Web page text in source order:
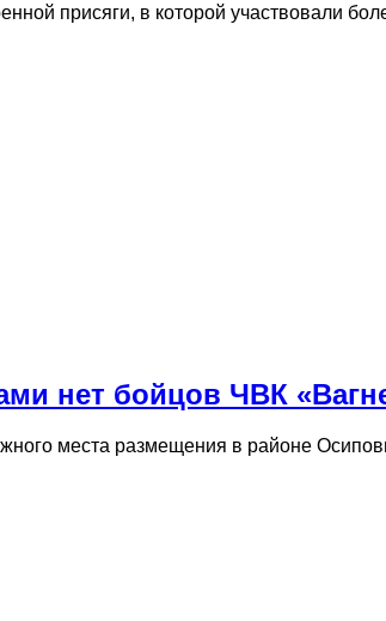
присяги, в которой участвовали
нет бойцов ЧВК
места размещения в районе